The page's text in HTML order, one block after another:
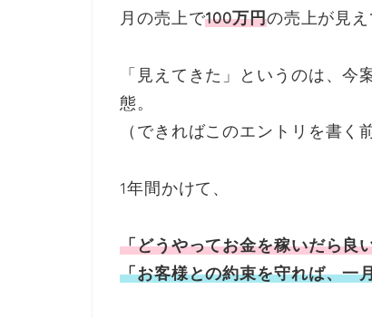
月の売上で100万円の売上が見え
「見えてきた」というのは、
態。
（できればこのエントリを書く
1年間かけて、
「どうやってお金を稼いだら良
「お客様との約束を守れば、一